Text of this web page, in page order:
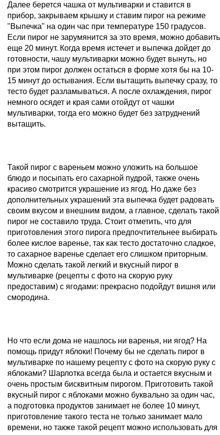
Далее берется чашка от мультиварки и ставится в
прибор, закрываем крышку и ставим пирог на режиме
"Выпечка" на один час при температуре 150 градусов.
Если пирог не зарумянится за это время, можно добавить
еще 20 минут. Когда время истечет и выпечка дойдет до
готовности, чашу мультиварки можно будет вынуть, но
при этом пирог должен остаться в форме хотя бы на 10-
15 минут до остывания. Если вытащить выпечку сразу, то
тесто будет разламываться. А после охлаждения, пирог
немного осядет и края сами отойдут от чашки
мультиварки, тогда его можно будет без затруднений
вытащить.
Такой пирог с вареньем можно уложить на большое
блюдо и посыпать его сахарной пудрой, также очень
красиво смотрится украшение из ягод. Но даже без
дополнительных украшений эта выпечка будет радовать
своим вкусом и внешним видом, а главное, сделать такой
пирог не составило труда. Стоит отметить, что для
приготовления этого пирога предпочтительнее выбирать
более кислое варенье, так как тесто достаточно сладкое,
то сахарное варенье сделает его слишком приторным.
Можно сделать такой легкий и вкусный пирог в
мультиварке (рецепты с фото на скорую руку
предоставим) с ягодами: прекрасно подойдут вишня или
смородина.
Но что если дома не нашлось ни варенья, ни ягод? На
помощь придут яблоки! Почему бы не сделать пирог в
мультиварке по нашему рецепту с фото на скорую руку с
яблоками? Шарлотка всегда была и остается вкусным и
очень простым бисквитным пирогом. Приготовить такой
вкусный пирог с яблоками можно буквально за один час,
а подготовка продуктов занимает не более 10 минут,
приготовление такого теста не только занимает мало
времени, но также такой рецепт можно использовать для